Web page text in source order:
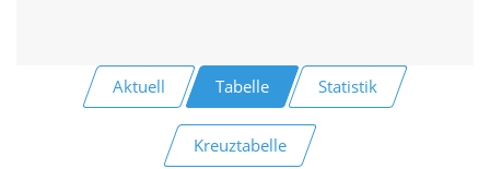
Aktuell Tabelle Statistik
Kreuztabelle